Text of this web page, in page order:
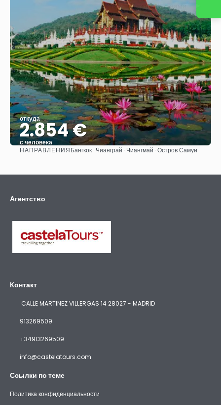
откуда
2.854 €
с человека
Видеть
НАПРАВЛЕНИЯБангкок · Чианграй · Чиангмай · Остров Самуи
Агентство
Контакт
CALLE MARTINEZ VILLERGAS 14 28027 - MADRID
913269509
+34913269509
info@castelatours.com
Ссылки по теме
Политика конфиденциальности
Свяжитесь с нами